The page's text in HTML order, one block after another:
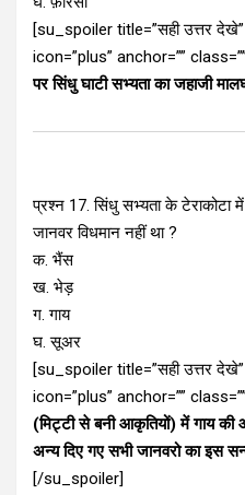
[su_spoiler title=”सही उत्तर
icon=”plus” anchor=””
पर सिंधु घाटी सभ्यता का जहाजी
प्रश्न 17. सिंधु सभ्यता के टेराकोटा
जानवर विधमान नहीं था ?
क. भैंस
ख. भेड़
ग. गाय
घ. सूअर
[su_spoiler title=”सही उत्तर
icon=”plus” anchor=””
(मिट्टी से बनी आकृतियों) में गाय की
अन्य दिए गए सभी जानवरो का इस
[/su_spoiler]